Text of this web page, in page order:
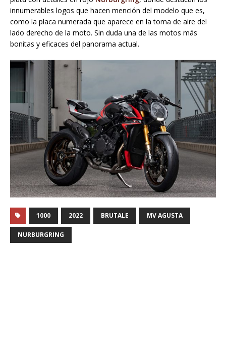
innumerables logos que hacen mención del modelo que es,
como la placa numerada que aparece en la toma de aire del
lado derecho de la moto. Sin duda una de las motos más
bonitas y eficaces del panorama actual.
1000 2022 BRUTALE MV AGUSTA
NURBURGRING